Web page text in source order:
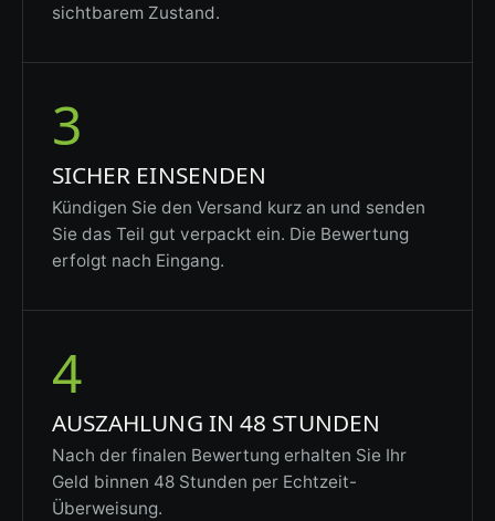
sichtbarem Zustand.
3
SICHER EINSENDEN
Kündigen Sie den Versand kurz an und senden
Sie das Teil gut verpackt ein. Die Bewertung
erfolgt nach Eingang.
4
AUSZAHLUNG IN 48 STUNDEN
Nach der finalen Bewertung erhalten Sie Ihr
Geld binnen 48 Stunden per Echtzeit-
Überweisung.